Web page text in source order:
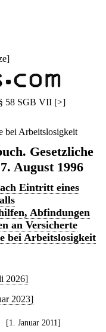
]
58 SGB VII [>]
bei Arbeitslosigkeit
Gesetzliche
August 1996
Eintritt eines
Abfindungen
an Versicherte
bei Arbeitslosigkeit
2026]
2023]
[1. Januar 2011]